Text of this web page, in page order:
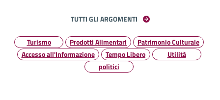
TUTTI GLI ARGOMENTI
Turismo Prodotti Alimentari
Patrimonio Culturale
Accesso all'Informazione
Tempo Libero
Utilità
politici